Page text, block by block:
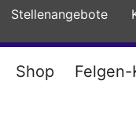
Shop
Stellenangebote